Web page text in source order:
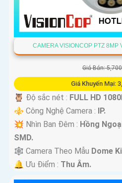
CAMERA VISIONCOP PTZ 8MP
Giá Bán:
Giá Khuyến Mại:
🦉 Độ sắc nét : FULL HD
⚜️ Công Nghệ Camera : IP.
💥 Nhìn Ban Đêm : Hồng
SMD.
🕸️ Camera Theo Mẫu Dome
️🔔 Ưu Điểm : Thu Âm.